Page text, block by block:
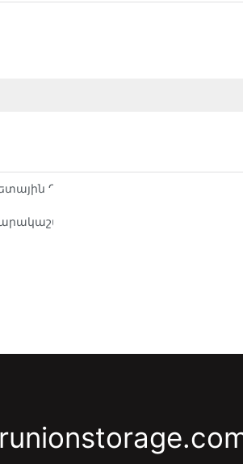
Լավագույն Լուծումներ
Դարակների Տարբերակներ.
Յուրաքանչյուր Ոլորտի Համար
Մատակարարներ. Ինչ